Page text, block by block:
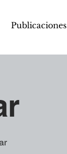
Publicaciones